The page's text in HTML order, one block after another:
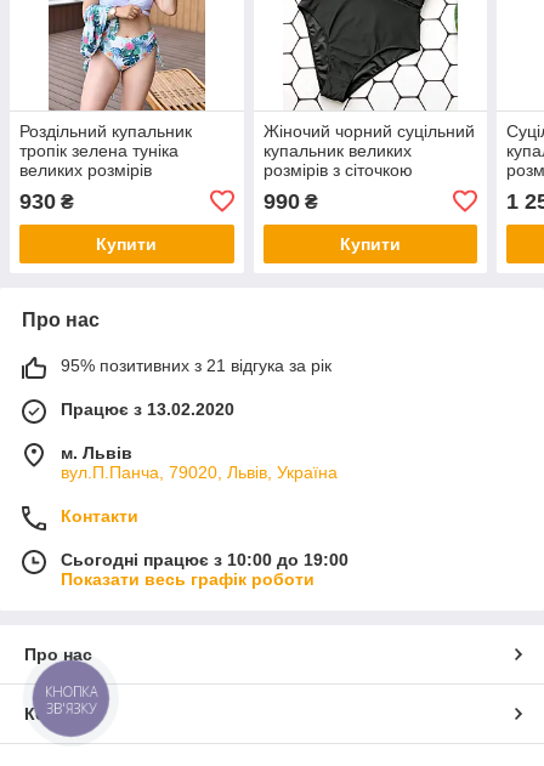
Роздільний купальник
тропік зелена туніка
великих розмірів
930 ₴
Купити
Жіночий чорний суцільний
купальник великих
розмірів з сіточкою
990₴
Купити
1
Про нас
95% позитивних з 21 відгука за рік
Працює з 13.02.2020
м. Львів
вул.П.Панча, 79020, Львів, Україна
Контакти
Сьогодні працює з 10:00 до 19:00
Показати весь графік роботи
Про нас
Контакти
КНОПКА
ЗВ'ЯЗКУ